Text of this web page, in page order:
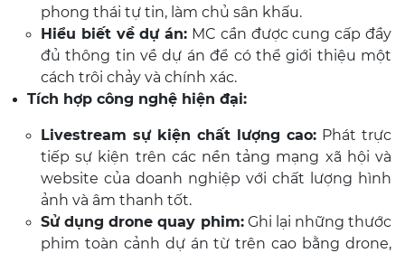
phong thái tự tin, làm chủ sân khấu.
Hiểu biết về dự án: MC cần được cung cấp đầy
đủ thông tin về dự án để có thể giới thiệu một
cách trôi chảy và chính xác.
Tích hợp công nghệ hiện đại:
Livestream sự kiện chất lượng cao: Phát trực
tiếp sự kiện trên các nền tảng mạng xã hội và
website của doanh nghiệp với chất lượng hình
ảnh và âm thanh tốt.
Sử dụng drone quay phim:Ghi lại những thước
phim toàn cảnh dự án từ trên cao bằng drone,